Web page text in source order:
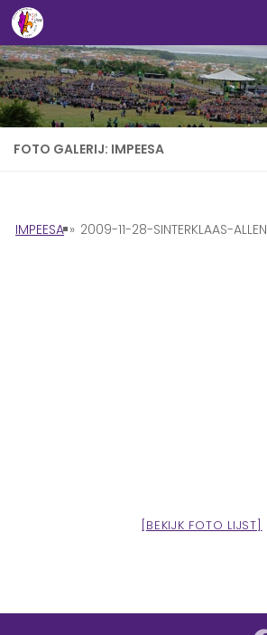
Doorgaan naar inhoud
FOTO GALERIJ: IMPEESA
IMPEESA » 2009-11-28-SINTERKLAAS-ALLEN
[BEKIJK FOTO LIJST]